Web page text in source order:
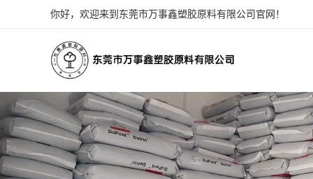
你好，欢迎来到东莞市万事鑫塑胶原料有限公司官网！